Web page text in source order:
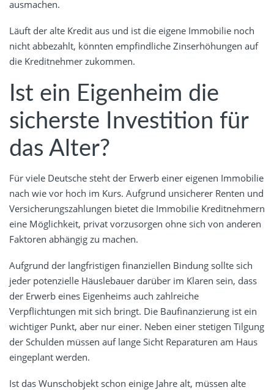
ausmachen.
Läuft der alte Kredit aus und ist die eigene Immobilie noch
nicht abbezahlt, könnten empfindliche Zinserhöhungen auf
die Kreditnehmer zukommen.
Ist ein Eigenheim die
sicherste Investition für
das Alter?
Für viele Deutsche steht der Erwerb einer eigenen Immobilie
nach wie vor hoch im Kurs. Aufgrund unsicherer Renten und
Versicherungszahlungen bietet die Immobilie Kreditnehmern
eine Möglichkeit, privat vorzusorgen ohne sich von anderen
Faktoren abhängig zu machen.
Aufgrund der langfristigen finanziellen Bindung sollte sich
jeder potenzielle Häuslebauer darüber im Klaren sein, dass
der Erwerb eines Eigenheims auch zahlreiche
Verpflichtungen mit sich bringt. Die Baufinanzierung ist ein
wichtiger Punkt, aber nur einer. Neben einer stetigen Tilgung
der Schulden müssen auf lange Sicht Reparaturen am Haus
eingeplant werden.
Ist das Wunschobjekt schon einige Jahre alt, müssen alte